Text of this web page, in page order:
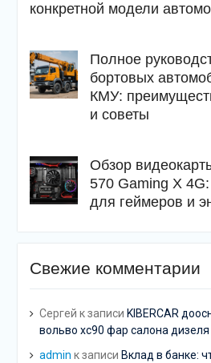
конкретной модели
Полное
бортовых
КМУ:
и советы
Обзор
570 Gaming X
для геймеров и
Свежие комментарии
Сергей к записи KIBERCAR
вольво хс90 фар салона дизеля
admin к записи Вклад в банке: